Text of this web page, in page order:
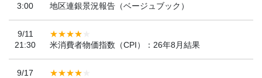
3:00
地区連銀景況報告（ベージュブック）
9/11
21:30
米消費者物価指数（CPI）：26年8月結果
9/17